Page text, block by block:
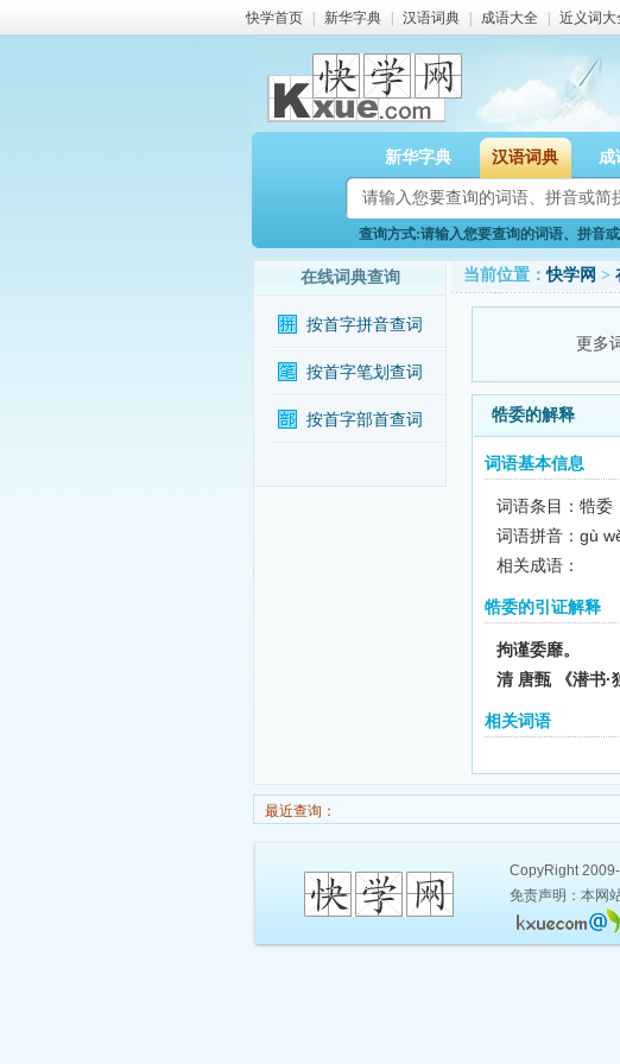
快学首页 新华字典 汉语词典 成语大全 近义词大
新华字典 汉语词典 成
查询方式:请输入您要查询的词语、拼音
在线词典查询
按首字拼音查词
按首字笔划查词
按首字部首查词
当前位置：快学网 >
更多
牿委的解释
词语基本信息
词语条目：牿委
词语拼音：gù
相关成语：
牿委的引证解释
拘谨委靡。
清 唐甄 《潜书·
相关词语
最近查询：
CopyRight
免责声明：本网